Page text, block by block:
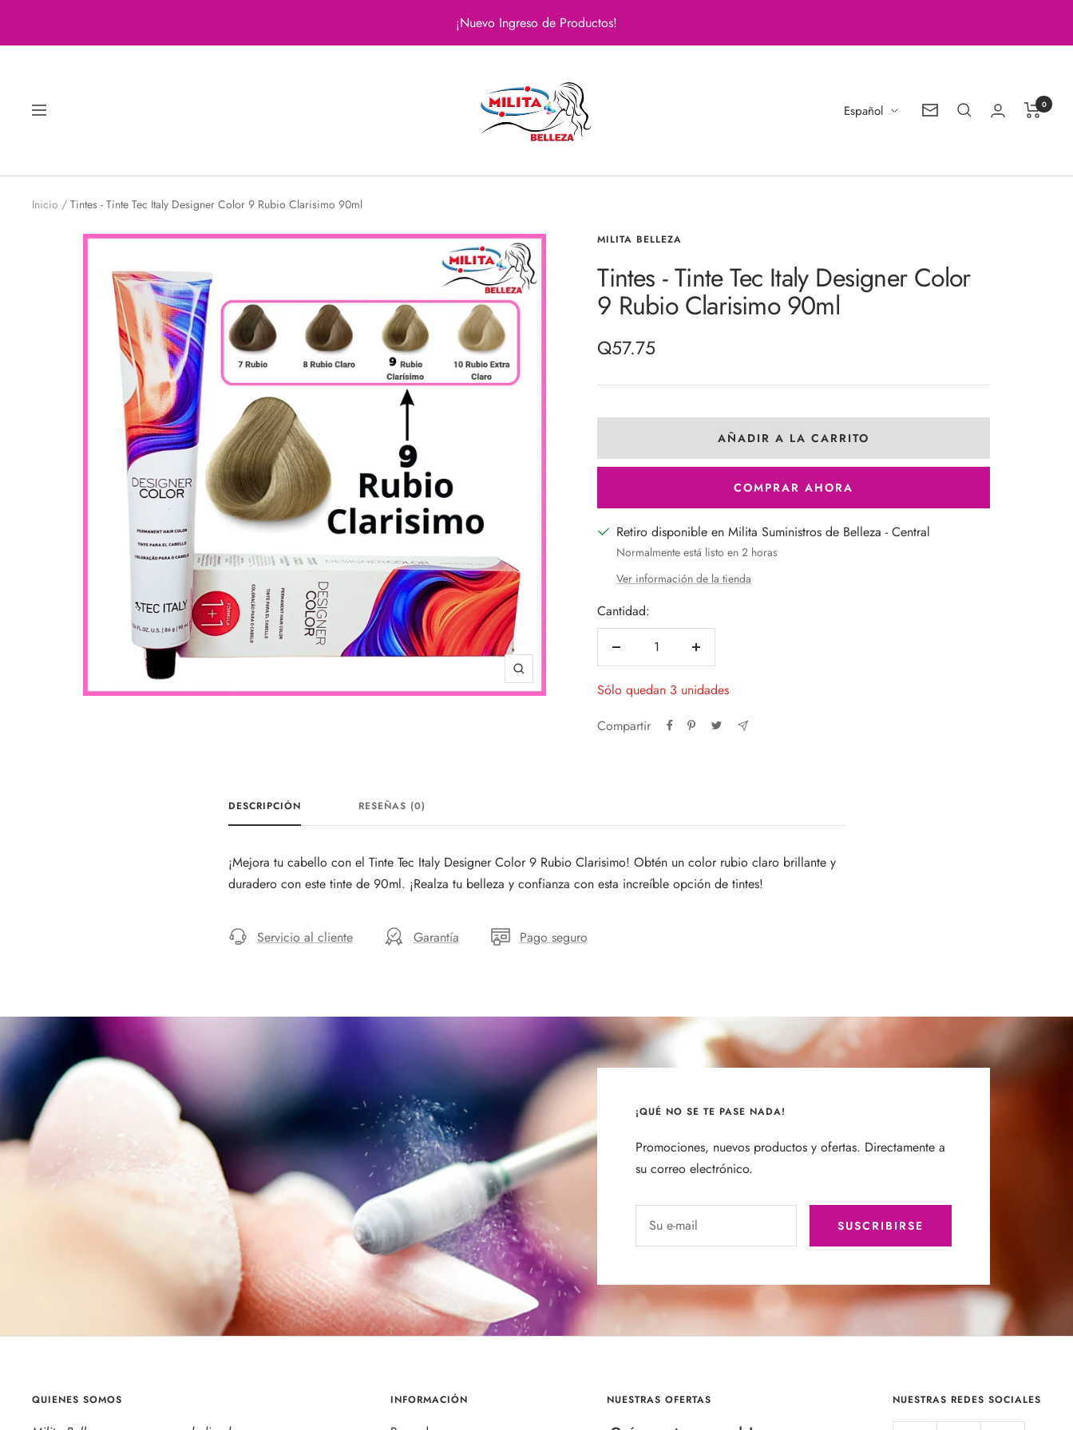
¡Nuevo Ingreso de Productos!
Navigación
Belleza
Idioma
Español
Boletín
0
Inicio Tintes - Tinte Tec Italy Designer Color 9 Rubio Clarisimo 90ml
Zoom
MILITA BELLEZA
Tintes - Tinte Tec Italy Designer Color
9 Rubio Clarisimo 90ml
Precio
de
Q57.75
AÑADIR A LA CARRITO
COMPRAR AHORA
Retiro disponible en Milita Suministros de Belleza - Central
Normalmente está listo en 2 horas
Ver información de la tienda
Cantidad:
Decrecer
Aumentar
Sólo quedan 3 unidades
Compartir
DESCRIPCIÓN RESEÑAS (0)
¡Mejora tu cabello con el Tinte Tec Italy Designer Color 9 Rubio Clarisimo! Obtén un color rubio claro brillante y
duradero con este tinte de 90ml. ¡Realza tu belleza y confianza con esta increíble opción de tintes!
Servicio al cliente Garantía Pago seguro
¡QUÉ NO SE TE PASE NADA!
Promociones, nuevos productos y ofertas. Directamente a
su correo electrónico.
Su e-mail SUSCRIBIRSE
QUIENES SOMOS INFORMACIÓN NUESTRAS OFERTAS NUESTRAS REDES SOCIALES